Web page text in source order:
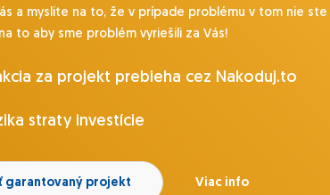
a myslite na to, že v prípade problému v tom nie ste
to aby sme problém vyriešili za Vás!
za projekt prebieha cez Nakoduj.to
straty investície
garantovaný projekt Viac info